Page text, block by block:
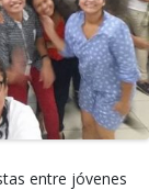
entre jóvenes